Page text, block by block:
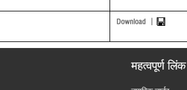
महत्वपूर्ण लिंक